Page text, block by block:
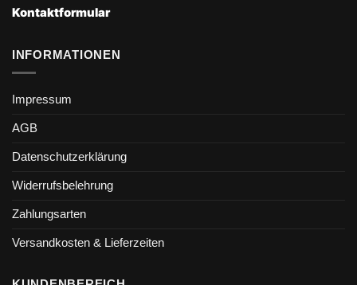
Kontaktformular
INFORMATIONEN
Impressum
AGB
Datenschutzerklärung
Widerrufsbelehrung
Zahlungsarten
Versandkosten & Lieferzeiten